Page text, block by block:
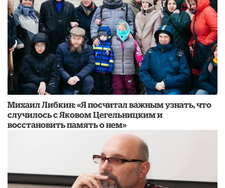
Михаил Либкин: «Я посчитал важным узнать, что
случилось с Яковом Цегельницким и
восстановить память о нем»